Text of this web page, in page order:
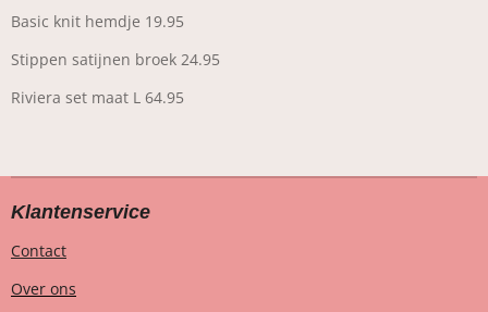
Basic knit hemdje 19.95
Stippen satijnen broek 24.95
Riviera set maat L 64.95
Klantenservice
Contact
Over ons